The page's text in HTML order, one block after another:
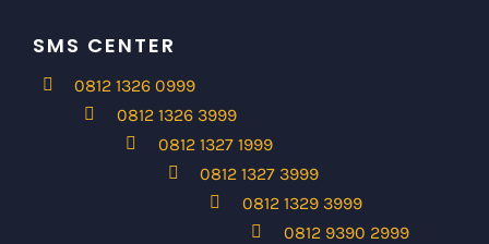
SMS CENTER
0812 1326 0999
0812 1326 3999
0812 1327 1999
0812 1327 3999
0812 1329 3999
0812 9390 2999